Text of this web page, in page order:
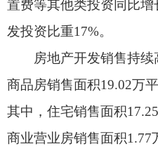
会消费品零售总额比重4.4%。
分行业看，批发业完成商
同比增长15%，增速较1-10月
售业完成商品销售额2.8亿元，
3383万元，同比增长23.7%，
个百分点；餐饮业完成营业额